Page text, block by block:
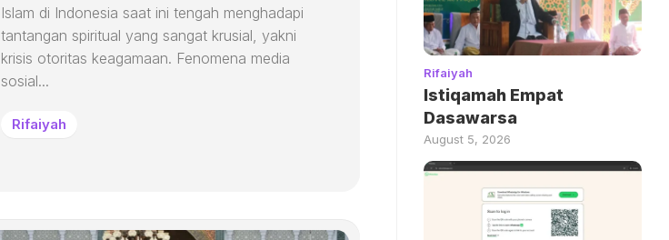
Islam di Indonesia saat ini tengah menghadapi
tantangan spiritual yang sangat krusial, yakni
krisis otoritas keagamaan. Fenomena media
sosial...
Rifaiyah
Rifaiyah
Istiqamah Empat
Dasawarsa
August 5, 2026